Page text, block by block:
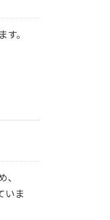
。
、
いま